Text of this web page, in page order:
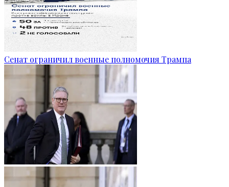
Сенат ограничил военные полномочия Трампа